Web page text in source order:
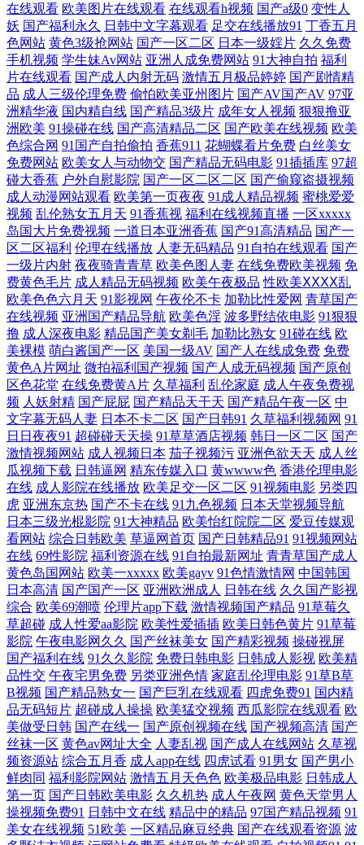
免费视频 午夜激情爽 青青草AV导航 老熟女国产 国产福利导航大全 auv28
少妇 中文字幕的91 午夜天堂福利 欧美日韩交配 日本91网站入口 天堂网东
京热 欧美操B电影 黄色欧美网站 岛国毛片 超碰香蕉网 91次元黄色 天天干
天天日本 内射邻家少妇日韩 国产福利久久 97色色 亚洲日韩aa无码 三级片
网站在线 免费看欧美日逼的 国产三级网站精品 www情色五月天 亚洲色图
vu 欧美在线cn 激情导航 白丝啪啪 91国自在线播放 熟妇91在线视频 欧美
精品系列 97中文免费观看 亚洲黄色小说网址 日本大片中文字幕 玖玖热玖
玖玖 福利老司机www 91性交 伊人黄版 色色天堂网 欧美成人超碰不卡 韩
国美女被插 www人畜激情 在线观看91网站 视频综合久 欧美东方夜午一区
国产五六区在线 欧美福利电影 国产一二三 超碰青青操 最新91高清视频 天
天操夜夜操 欧美A级性交大片 国精自拍 东京热天堂精品 AV操艹久艹 91动
慢美女 伊人网97 91人妻国产丝袜 www我操欧美 老司机福利站 青娱乐老
司机 人人插人人乐 国产九区在线视频 先锋影院性爱按摩 岛国福利导航 精
品国产乱码久久 男人肏屄一区二区 人妖网站 四虎精品91 影音先锋黑丝 91
永久免费观看 福利色导航 狠狠擼成人AV 免费的瑟瑟的网站 日本天堂中文
字幕 国产A级无毛 草莓视频最新章节 51国产视频自拍 三级伦理在线 欧美
精品性爱 国产精品视频久久 www97性交网 宅男影院 日韩男女在线 老司
机福利导航网 高清视频1区2区 91亚洲网站 亚洲无码福利社 日韩免费乱轮
网站 久久大肏屄 大香蕉久久综合 91涩涩蜜桃 亚洲天堂2025 日本一级理伦
片 久久国产精品视频 成人性交影片 91精品天堂 香蕉超碰 日本AⅤ网站 精
品狼人社區99 超碰伊人网 91国内在线观看 香蕉福利导航 人妖ts网址 久艹
在线观看 欧美图片在线观看 在线观看h视频 国产a级0 变性人
妖 国产福利永久 日韩中文字幕观看 足交在线播放91 丁香五月
色网站 黄色3级抢网站 国产一区二区 日本一级婬片 久久免费
手机视频 学生妹Av网站 亚洲人成免费网站 91大神自拍 福利
片在线观看 国产成人内射无码 激情五月极品婷婷 国产剧情精
品 成人三级伦理免费 偷怕欧美亚州图片 国产AV国产AV 97亚
洲精华液 国内精自线 国产精品3级片 成年女人视频 狠狠撸亚
洲欧美 91操碰在线 国产高清精品二区 国产欧美在线视频 欧美
色综合网 91国产自拍偷拍 香蕉911 花蝴蝶看片免费 白丝美女
免费网站 欧美女人与动物交 国产精品无码电影 91插插库 97超
碰大香蕉 户外自慰影院 国产一区二区二区 国产偷窥盗摄视频
成人动漫网站观看 欧美第一页夜夜 91成人精品视频 蜜桃爱爱
视频 乱伦熟女五月天 91香蕉视 福利在线视频直播 一区xxxxx
岛国大片免费视频 一道日本亚洲香蕉 国产91高清精品 国产一
区二区福利 伦理在线播放 人妻无码精品 91自拍在线观看 国产
一级片内射 夜夜骑青青草 欧美色图人妻 在线免费欧美视频 免
费黄色毛片 成人精品无码视频 欧美午夜极品 性欧美ⅩⅩⅩⅩ乱
欧美色色六月天 91影视网 午夜伦不卡 加勒比性爱网 青草国产
在线视频 亚洲国产精品导航 欧美色淫 波多野结依电影 91狠狠
撸 成人深夜电影 精品国产美女剃毛 加勒比熟女 91碰在线 欧
美裸模 萌白酱国产一区 美国一级AV 国产人在线成免费 免费
黄色A片网址 微拍福利国产视频 国产人成无码视频 国产原创
区色花堂 在线免费黄A片 久草福利 乱伦家庭 成人午夜免费视
频 人妖射精 国产屁屁 国产精品天干天 国产精品午夜一区 中
文字幕无码人妻 日本不卡二区 国产日韩91 久草福利视频网 91
日日夜夜91 超碰碰天天操 91草草酒店视频 韩日一区二区 国产
激情视频网站 成人视频日本 茄子视频污 亚洲色欲天天 成人丝
瓜视频下载 日韩逼网 精东传媒入口 黄wwww色 香港伦理电影
在线 成人影院在线播放 欧美足交一区二区 91视频电影 另类四
虎 亚洲东京热 国产不卡在线 91九色视频 日本天堂视频导航
日本三级光棍影院 91大神精品 欧美怡红院院二区 爱豆传媒观
看网站 综合日韩欧美 草逼网首页 国产日韩精品91 91视频网站
在线 69性影院 福利资源在线 91自拍最新网址 青青草国产成人
黄色岛国网站 欧美一xxxxx 欧美gayv 91色情激情网 中国韩国
日本高清 国产国产一区 亚洲欧洲成人 日韩在线 久久国产影视
综合 欧美69潮喷 伦理片app下载 激情视频国产精品 91草莓久
草超碰 成人性爱aa影院 欧美性爱插插 欧美日韩色黄片 91草莓
影院 午夜电影网久久 国产丝袜美女 国产精彩视频 操碰视屏
国产福利在线 91久久影院 免费日韩电影 日韩成人影视 欧美精
品性交 午夜宅男免费 另类亚洲色情 家庭乱伦理电影 91草B草
B视频 国产精品熟女一 国产巨乳在线观看 四虎免费91 国内精
品无码短片 超碰成人操操 欧美猛交视频 西瓜影院在线观看 欧
美做受日韩 国产在线一 国产原创视频在线 国产视频高清 国产
丝袜一区 黄色av网址大全 人妻乱视 国产成人在线网站 久草视
频资源站 综合五月香 成人app在线 四虎试看 91男女 国产男小
鲜肉同 福利影院网站 激情五月天色色 欧美极品电影 日韩成人
第一页 国产日韩欧美电影 久久机热 成人午夜网 黄色天堂男人
操视频免费91 日韩中文在线 精品中的精品 97国产精品视频 91
美女在线视频 51欧美 一区精品麻豆经典 国产在线观看资源 波